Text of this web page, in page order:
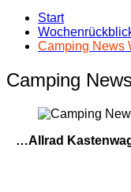
Start
Camping News
Camping
…Allrad